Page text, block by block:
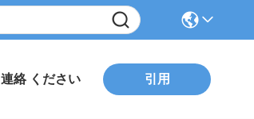
連絡 ください 引用